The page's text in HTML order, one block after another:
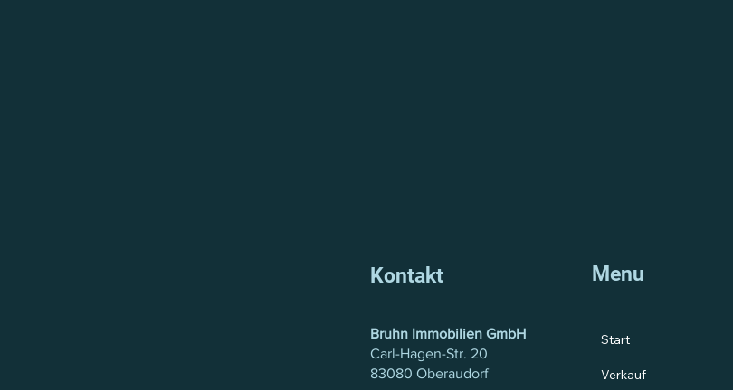
Menu
Start
Verkauf
Kontakt
Bruhn Immobilien GmbH
Carl-Hagen-Str. 20
83080 Oberaudorf